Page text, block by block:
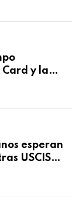
Card y la
esperan
USCIS